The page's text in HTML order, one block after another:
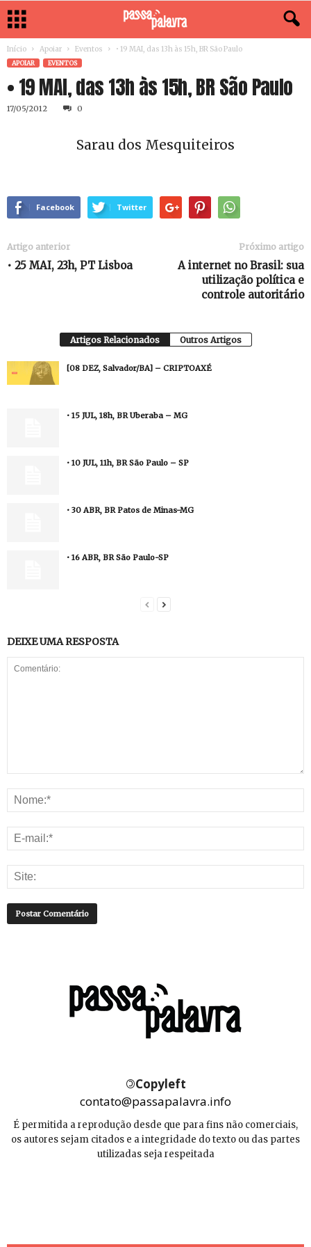
Início Apoiar Eventos • 19 MAI, das 13h às 15h, BR São Paulo
APOIAR EVENTOS
• 19 MAI, das 13h às 15h, BR São Paulo
17/05/2012 0
Sarau dos Mesquiteiros
Facebook Twitter
Artigo anterior
• 25 MAI, 23h, PT Lisboa
Próximo artigo
A internet no Brasil: sua
utilização política e
controle autoritário
Artigos Relacionados Outros Artigos
[08 DEZ, Salvador/BA] – CRIPTOAXÉ
• 15 JUL, 18h, BR Uberaba – MG
• 10 JUL, 11h, BR São Paulo – SP
• 30 ABR, BR Patos de Minas-MG
• 16 ABR, BR São Paulo-SP
DEIXE UMA RESPOSTA
©Copyleft
contato@passapalavra.info
É permitida a reprodução desde que para fins não comerciais,
os autores sejam citados e a integridade do texto ou das partes
utilizadas seja respeitada